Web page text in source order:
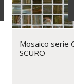
Mosaico serie
SCURO